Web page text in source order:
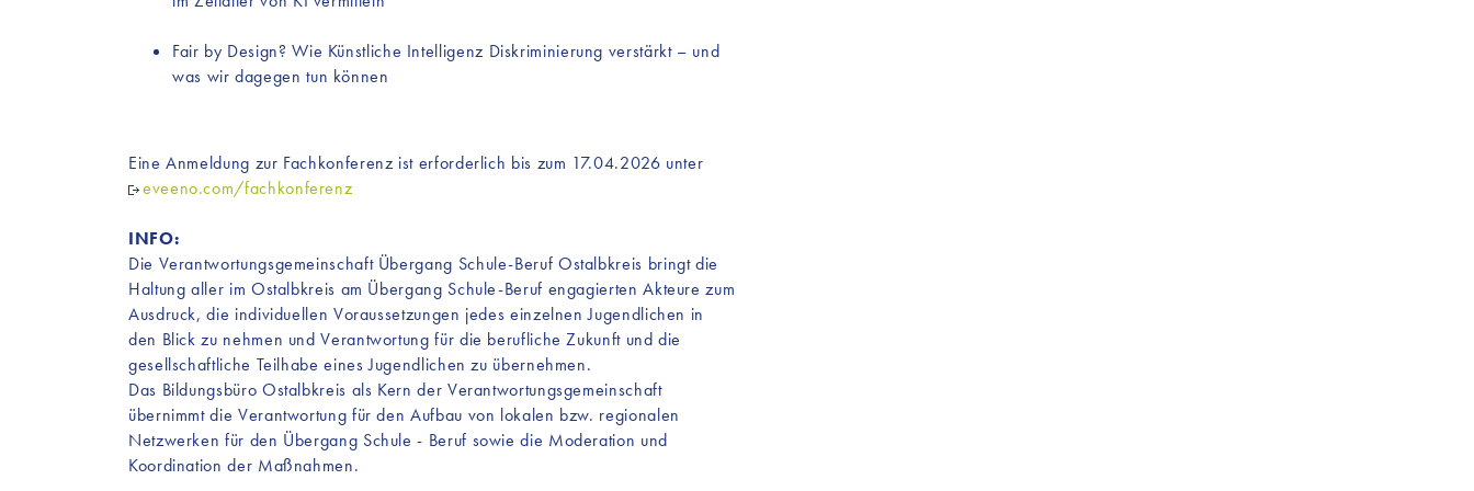
Fair by Design? Wie Künstliche Intelligenz Diskriminierung verstärkt – und
was wir dagegen tun können
Eine Anmeldung zur Fachkonferenz ist erforderlich bis zum 17.04.2026 unter
eveeno.com/fachkonferenz
INFO:
Die Verantwortungsgemeinschaft Übergang Schule-Beruf Ostalbkreis bringt die
Haltung aller im Ostalbkreis am Übergang Schule-Beruf engagierten Akteure zum
Ausdruck, die individuellen Voraussetzungen jedes einzelnen Jugendlichen in
den Blick zu nehmen und Verantwortung für die berufliche Zukunft und die
gesellschaftliche Teilhabe eines Jugendlichen zu übernehmen.
Das Bildungsbüro Ostalbkreis als Kern der Verantwortungsgemeinschaft
übernimmt die Verantwortung für den Aufbau von lokalen bzw. regionalen
Netzwerken für den Übergang Schule - Beruf sowie die Moderation und
Koordination der Maßnahmen.